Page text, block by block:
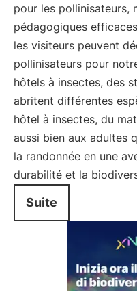
pour les pollinisateurs,
pédagogiques
les visiteurs peuvent
pollinisateurs pour
hôtels à insectes, des
abritent différentes
hôtel à insectes, du
aussi bien aux adultes
la randonnée en une
durabilité et la
Suite